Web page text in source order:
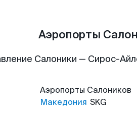
Аэропорты
Салоники — Сирос-
Аэропорты Салоников
Македония SKG